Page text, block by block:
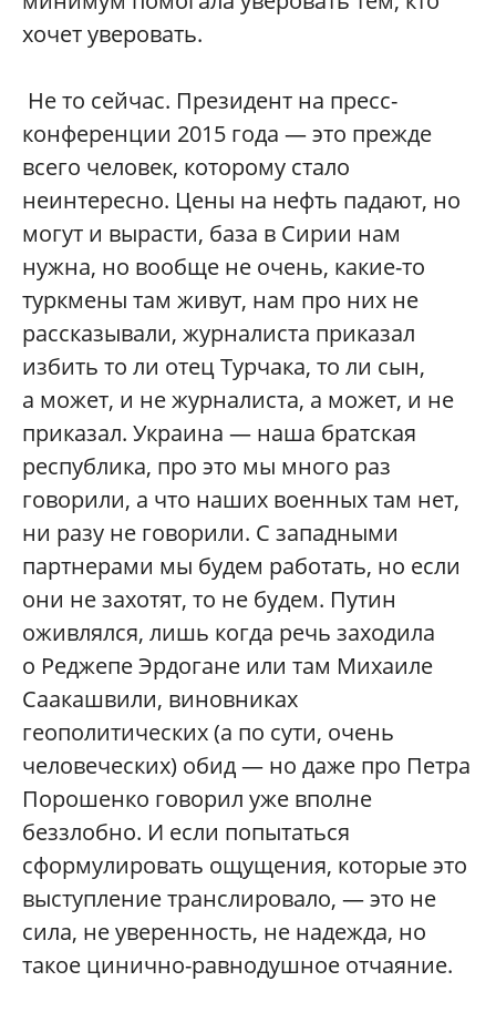
хочет уверовать.
Не то сейчас. Президент на пресс-
конференции 2015 года — это прежде
всего человек, которому стало
неинтересно. Цены на нефть падают, но
могут и вырасти, база в Сирии нам
нужна, но вообще не очень, какие-то
туркмены там живут, нам про них не
рассказывали, журналиста приказал
избить то ли отец Турчака, то ли сын,
а может, и не журналиста, а может, и не
приказал. Украина — наша братская
республика, про это мы много раз
говорили, а что наших военных там нет,
ни разу не говорили. С западными
партнерами мы будем работать, но если
они не захотят, то не будем. Путин
оживлялся, лишь когда речь заходила
о Реджепе Эрдогане или там Михаиле
Саакашвили, виновниках
геополитических (а по сути, очень
человеческих) обид — но даже про Петра
Порошенко говорил уже вполне
беззлобно. И если попытаться
сформулировать ощущения, которые это
выступление транслировало, — это не
сила, не уверенность, не надежда, но
такое цинично-равнодушное отчаяние.